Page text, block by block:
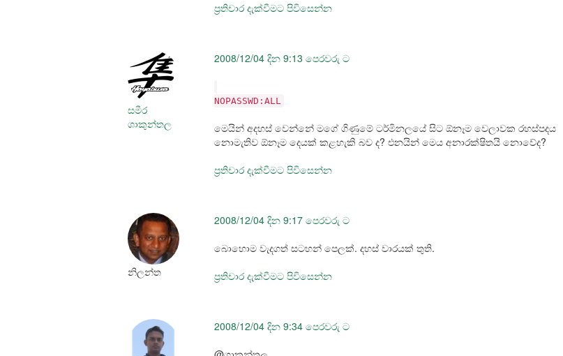
ප්‍රතිචාර දැක්වීමට පිවිසෙන්න
සමීර
ශාකුන්තල
2008/12/04 දින 9:13 පෙරවරු ට
NOPASSWD:ALL
මෙයින් අදහස් වෙන්නේ මගේ ගිණුමේ ටර්මිනලයේ සිට ඕනෑම වෙලාවක රහස්පදය
නොමැතිව ඕනෑම දෙයක් කළහැකි බව ද? එනයින් මෙය අනාරක්ෂිතයි නොවේද?
ප්‍රතිචාර දැක්වීමට පිවිසෙන්න
නිලන්ත
2008/12/04 දින 9:17 පෙරවරු ට
බොහොම වැදගත් සටහන් පෙලක්. දහස් වාරයක් තුති.
ප්‍රතිචාර දැක්වීමට පිවිසෙන්න
2008/12/04 දින 9:34 පෙරවරු ට